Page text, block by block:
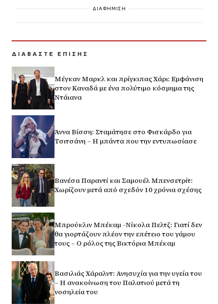
ΔΙΑΦΗΜΙΣΗ
ΔΙΑΒΑΣΤΕ ΕΠΙΣΗΣ
Μέγκαν Μαρκλ και πρίγκιπας Χάρι: Εμφάνιση
στον Καναδά με ένα πολύτιμο κόσμημα της
Ντάιανα
Άννα Βίσση: Σταμάτησε στο Φισκάρδο για
Τσιτσάνη – Η μπάντα που την εντυπωσίασε
Βανέσα Παραντί και Σαμουέλ Μπενσετρίτ:
Χωρίζουν μετά από σχεδόν 10 χρόνια σχέσης
Μπρούκλιν Μπέκαμ -Νίκολα Πελτζ: Γιατί δεν
θα γιορτάζουν πλέον την επέτειο του γάμου
τους – Ο ρόλος της Βικτόρια Μπέκαμ
Βασιλιάς Χάραλντ: Ανησυχία για την υγεία του
– Η ανακοίνωση του Παλατιού μετά τη
νοσηλεία του